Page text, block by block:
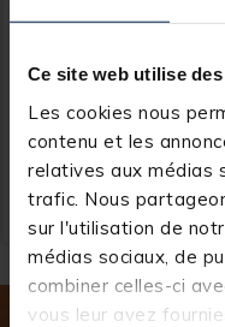
Ce site web utilise
Les cookies nous
contenu et les
relatives aux médias
trafic. Nous
sur l'utilisation de
médias sociaux, de
combiner celles-ci
vous leur avez
3,99 €
Expédition sous 24 h